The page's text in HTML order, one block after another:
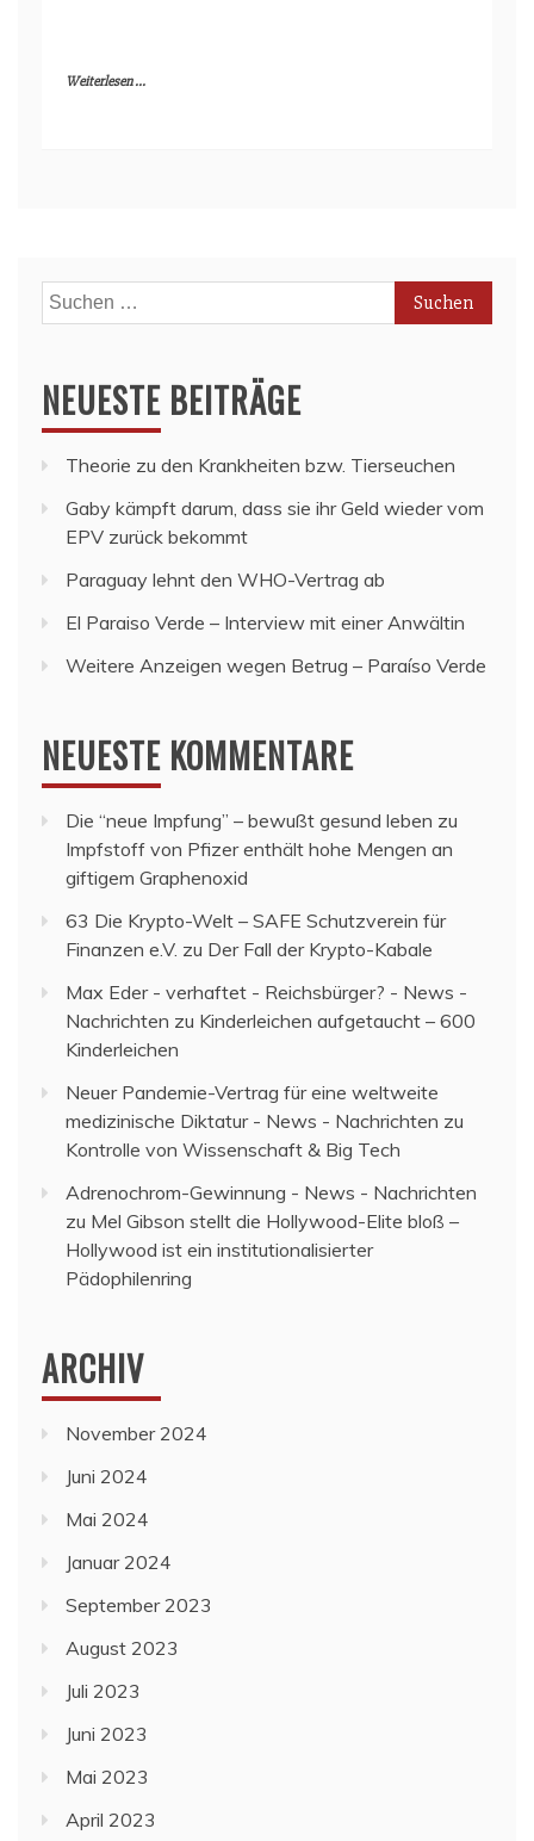
Weiterlesen ...
Suchen
nach:
NEUESTE BEITRÄGE
Theorie zu den Krankheiten bzw. Tierseuchen
Gaby kämpft darum, dass sie ihr Geld wieder vom
EPV zurück bekommt
Paraguay lehnt den WHO-Vertrag ab
El Paraiso Verde – Interview mit einer Anwältin
Weitere Anzeigen wegen Betrug – Paraíso Verde
NEUESTE KOMMENTARE
Die “neue Impfung” – bewußt gesund leben zu
Impfstoff von Pfizer enthält hohe Mengen an
giftigem Graphenoxid
63 Die Krypto-Welt – SAFE Schutzverein für
Finanzen e.V. zu Der Fall der Krypto-Kabale
Max Eder - verhaftet - Reichsbürger? - News -
Nachrichten zu Kinderleichen aufgetaucht – 600
Kinderleichen
Neuer Pandemie-Vertrag für eine weltweite
medizinische Diktatur - News - Nachrichten zu
Kontrolle von Wissenschaft & Big Tech
Adrenochrom-Gewinnung - News - Nachrichten
zu Mel Gibson stellt die Hollywood-Elite bloß –
Hollywood ist ein institutionalisierter
Pädophilenring
ARCHIV
November 2024
Juni 2024
Mai 2024
Januar 2024
September 2023
August 2023
Juli 2023
Juni 2023
Mai 2023
April 2023